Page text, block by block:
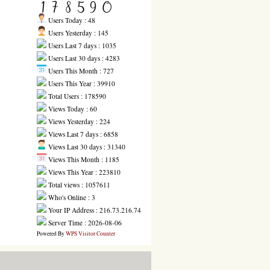
Users Today : 48
Users Yesterday : 145
Users Last 7 days : 1035
Users Last 30 days : 4283
Users This Month : 727
Users This Year : 39910
Total Users : 178590
Views Today : 60
Views Yesterday : 224
Views Last 7 days : 6858
Views Last 30 days : 31340
Views This Month : 1185
Views This Year : 223810
Total views : 1057611
Who's Online : 3
Your IP Address : 216.73.216.74
Server Time : 2026-08-06
Powered ByWPS Visitor Counter